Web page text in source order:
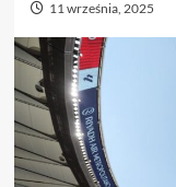
11 września, 2025